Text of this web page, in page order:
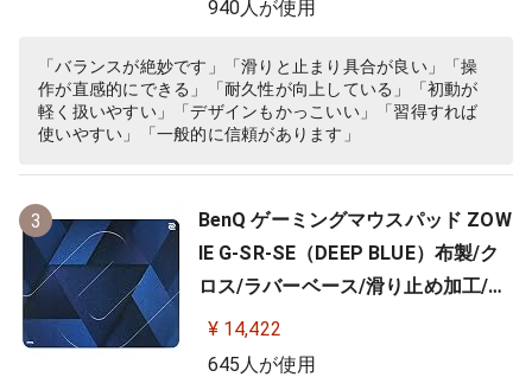
940人が使用
「バランスが絶妙です」「滑りと止まり具合が良い」「操
作が直感的にできる」「耐久性が向上している」「初動が
軽く扱いやすい」「デザインもかっこいい」「習得すれば
使いやすい」「一般的に信頼があります」
3
BenQ ゲーミングマウスパッド ZOW
IE G-SR-SE（DEEP BLUE）布製/ク
ロス/ラバーベース/滑り止め加工/10
0%フルフラット/3.5ｍｍ
¥ 14,422
645人が使用